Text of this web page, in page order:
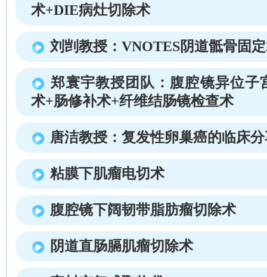
术+DIE病灶切除术
刘剀教授：VNOTES阴道骶骨固
郑寰宇教授团队：腹腔镜异位子
术+肠修补术+纤维结肠镜检查术
唐洁教授：复发性卵巢癌的临床
粘膜下肌瘤电切术
腹腔镜下阔韧带脂肪瘤切除术
阴道直肠膈肌瘤切除术